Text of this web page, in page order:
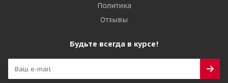
Политика
Отзывы
Будьте всегда в курсе!